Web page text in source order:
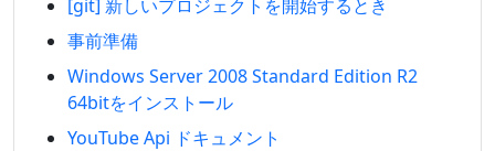
[git] 新しいプロジェクトを開始するとき
事前準備
Windows Server 2008 Standard Edition R2
64bitをインストール
YouTube Api ドキュメント